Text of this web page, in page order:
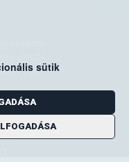
sütik
Hivatal
Pf. 30.
244